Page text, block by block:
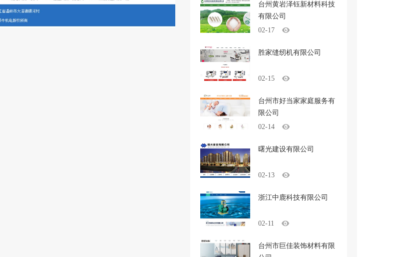
台州黄岩泽钰新材料科技
有限公司
02-17
胜家缝纫机有限公司
02-15
台州市好当家家庭服务有
限公司
02-14
曙光建设有限公司
02-13
浙江中鹿科技有限公司
02-11
台州市巨佳装饰材料有限